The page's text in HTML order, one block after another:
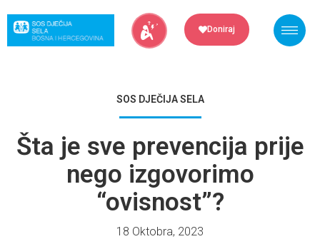
content
Doniraj
SOS DJEČIJA SELA
Šta je sve prevencija prije
nego izgovorimo
“ovisnost”?
18 Oktobra, 2023